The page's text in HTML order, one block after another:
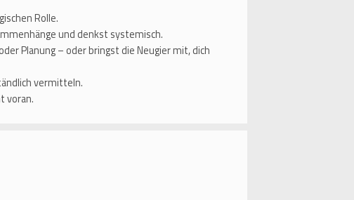
Rolle.
und denkst systemisch.
Planung – oder bringst die Neugier mit, dich
vermitteln.
voran.